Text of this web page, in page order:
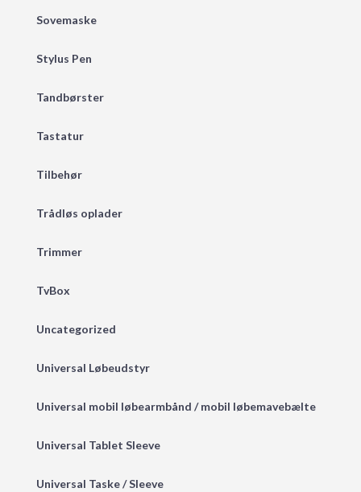
Sovemaske
Stylus Pen
Tandbørster
Tastatur
Tilbehør
Trådløs oplader
Trimmer
TvBox
Uncategorized
Universal Løbeudstyr
Universal mobil løbearmbånd / mobil løbemavebælte
Universal Tablet Sleeve
Universal Taske / Sleeve